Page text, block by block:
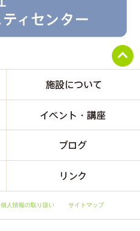
個人情報の取り扱い サイトマップ